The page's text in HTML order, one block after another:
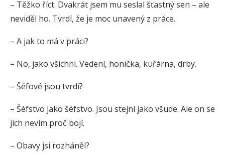
– Těžko říct. Dvakrát jsem mu seslal šťastný sen – ale
neviděl ho. Tvrdí, že je moc unavený z práce.
– A jak to má v práci?
– No, jako všichni. Vedení, honička, kuřárna, drby.
– Šéfové jsou tvrdí?
– Šéfstvo jako šéfstvo. Jsou stejní jako všude. Ale on se
jich nevím proč bojí.
– Obavy jsi rozháněl?